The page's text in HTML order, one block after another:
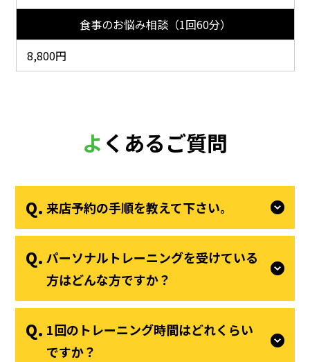
食事のお悩み相談（1回60分）
8,800円
よくあるご質問
来店予約の手順を教えて下さい。
パーソナルトレーニングを受けている
方はどんな方ですか？
1回のトレーニング時間はどれくらい
ですか？